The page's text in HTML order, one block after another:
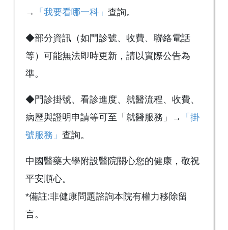
→
「我要看哪一科」 查詢。
◆部分資訊（如門診號、收費、聯絡電話
等）可能無法即時更新，請以實際公告為
準。
◆門診掛號、看診進度、就醫流程、收費、
病歷與證明申請等可至「就醫服務」→
「掛
號服務」 查詢。
中國醫藥大學附設醫院關心您的健康，敬祝
平安順心。
*備註:非健康問題諮詢本院有權力移除留
言。